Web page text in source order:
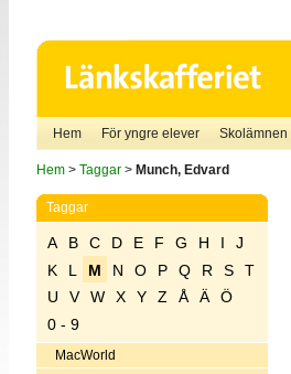
Hem För yngre elever Skolämnen
Hem> Taggar> Munch, Edvard
Taggar
A B C D E F G H I
J
K
L M N O P Q R S
T
U
V W X Y Z Å Ä
Ö
0 - 9
MacWorld